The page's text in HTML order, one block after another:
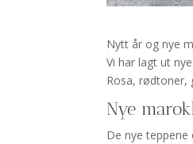
Nytt år og nye
Vi har lagt ut
Rosa,
Nye
De nye